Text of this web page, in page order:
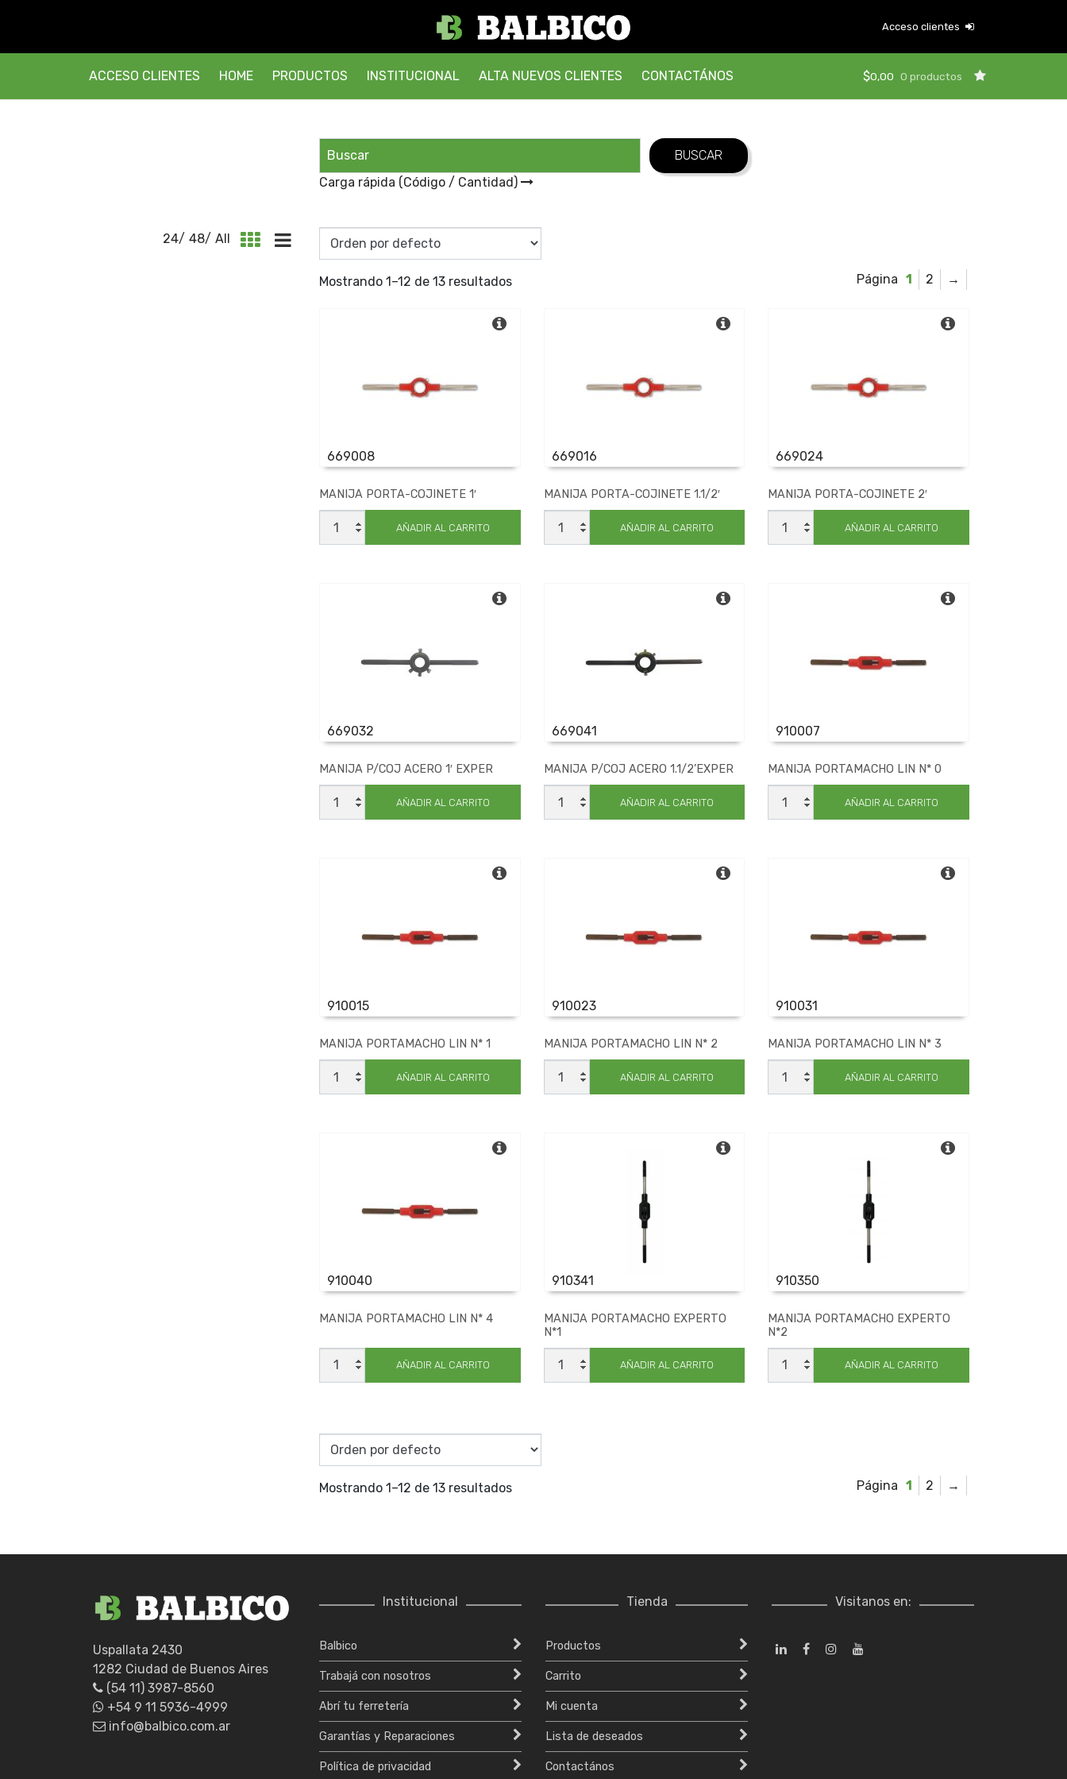
Acceso clientes
ACCESO CLIENTES HOME PRODUCTOS INSTITUCIONAL ALTA NUEVOS CLIENTES CONTACTÁNOS $0,00 0 productos
Carga rápida (Código / Cantidad)
24/ 48/ All
Mostrando 1–12 de 13 resultados 1 2 →
669008
MANIJA PORTA-COJINETE 1′
MANIJA
PORTA-
COJINETE
AÑADIR AL CARRITO
669016
MANIJA PORTA-COJINETE 1.1/2′
MANIJA
PORTA-
COJINETE
AÑADIR AL CARRITO
669024
MANIJA PORTA-COJINETE 2′
MANIJA
PORTA-
COJINETE
AÑADIR AL CARRITO
669032
MANIJA P/COJ ACERO 1′ EXPER
MANIJA
P/COJ
ACERO
AÑADIR AL CARRITO
669041
MANIJA P/COJ ACERO 1.1/2’EXPER
MANIJA
P/COJ
ACERO
AÑADIR AL CARRITO
910007
MANIJA PORTAMACHO LIN N* 0
MANIJA
PORTAMACHO
LIN
AÑADIR AL CARRITO
910015
MANIJA PORTAMACHO LIN N* 1
MANIJA
PORTAMACHO
LIN
AÑADIR AL CARRITO
910023
MANIJA PORTAMACHO LIN N* 2
MANIJA
PORTAMACHO
LIN
AÑADIR AL CARRITO
910031
MANIJA PORTAMACHO LIN N* 3
MANIJA
PORTAMACHO
LIN
AÑADIR AL CARRITO
910040
MANIJA PORTAMACHO LIN N* 4
MANIJA
PORTAMACHO
LIN
AÑADIR AL CARRITO
910341
MANIJA PORTAMACHO EXPERTO
N*1
MANIJA
PORTAMACHO
EXPERTO
AÑADIR AL CARRITO
910350
MANIJA PORTAMACHO EXPERTO
N*2
MANIJA
PORTAMACHO
EXPERTO
AÑADIR AL CARRITO
Mostrando 1–12 de 13 resultados 1 2 →
Uspallata 2430
1282 Ciudad de Buenos Aires
(54 11) 3987-8560
+54 9 11 5936-4999
info@balbico.com.ar
Institucional
Balbico
Trabajá con nosotros
Abrí tu ferretería
Garantías y Reparaciones
Política de privacidad
Tienda
Productos
Carrito
Mi cuenta
Lista de deseados
Contactános
Visitanos en: